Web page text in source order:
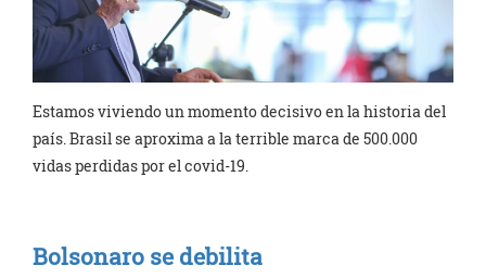
Estamos viviendo un momento decisivo en la historia del
país. Brasil se aproxima a la terrible marca de 500.000
vidas perdidas por el covid-19.
Bolsonaro se debilita